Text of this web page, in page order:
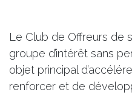
Le Club de Offreurs de
groupe d’intérêt sans
objet principal
renforcer et de